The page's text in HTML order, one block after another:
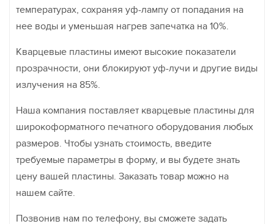
температурах, сохраняя уф-лампу от попадания на
нее воды и уменьшая нагрев запечатка на 10%.
Кварцевые пластины имеют высокие показатели
прозрачности, они блокируют уф-лучи и другие виды
излучения на 85%.
Наша компания поставляет кварцевые пластины для
широкоформатного печатного оборудования любых
размеров. Чтобы узнать стоимость, введите
требуемые параметры в форму, и вы будете знать
цену вашей пластины. Заказать товар можно на
нашем сайте.
Позвонив нам по телефону, вы сможете задать